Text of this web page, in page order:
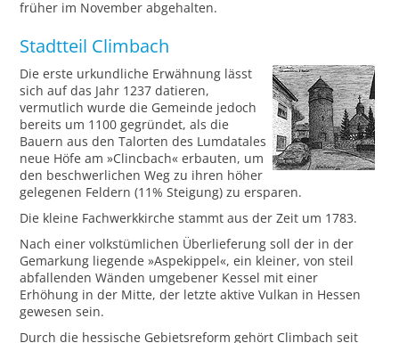
früher im November abgehalten.
Stadtteil Climbach
Die erste urkundliche Erwähnung lässt
sich auf das Jahr 1237 datieren,
vermutlich wurde die Gemeinde jedoch
bereits um 1100 gegründet, als die
Bauern aus den Talorten des Lumdatales
neue Höfe am »Clincbach« erbauten, um
den beschwerlichen Weg zu ihren höher
gelegenen Feldern (11% Steigung) zu ersparen.
Die kleine Fachwerkkirche stammt aus der Zeit um 1783.
Nach einer volkstümlichen Überlieferung soll der in der
Gemarkung liegende »Aspekippel«, ein kleiner, von steil
abfallenden Wänden umgebener Kessel mit einer
Erhöhung in der Mitte, der letzte aktive Vulkan in Hessen
gewesen sein.
Durch die hessische Gebietsreform gehört Climbach seit